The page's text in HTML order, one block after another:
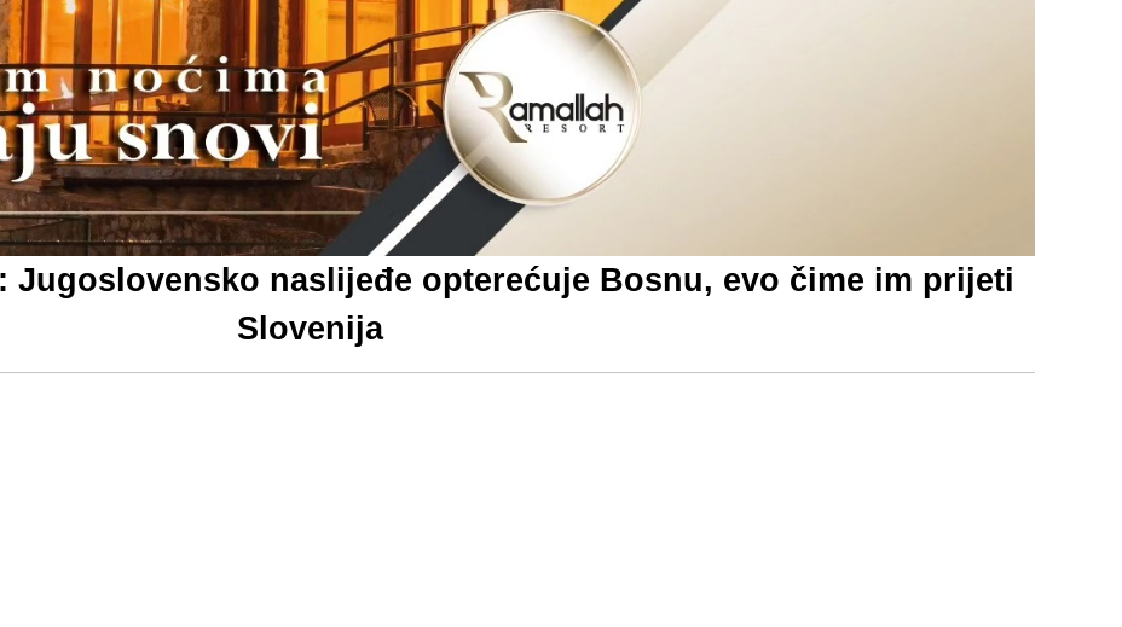
Jugoslovensko naslijeđe opterećuje Bosnu, evo čime im prijeti
Slovenija